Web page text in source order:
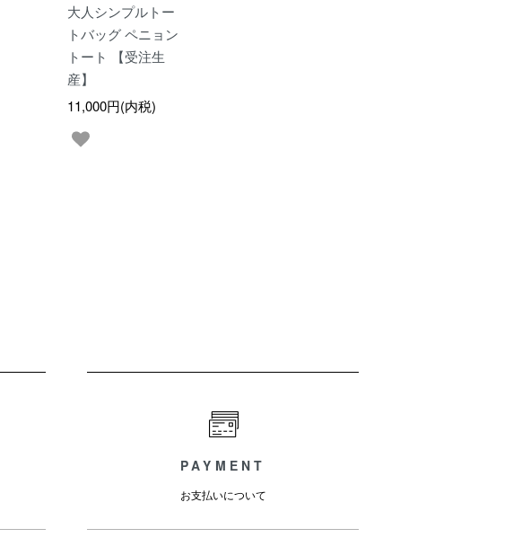
大人シンプルトー
トバッグ ペニョン
トート 【受注生
産】
11,000円(内税)
PAYMENT
お支払いについて